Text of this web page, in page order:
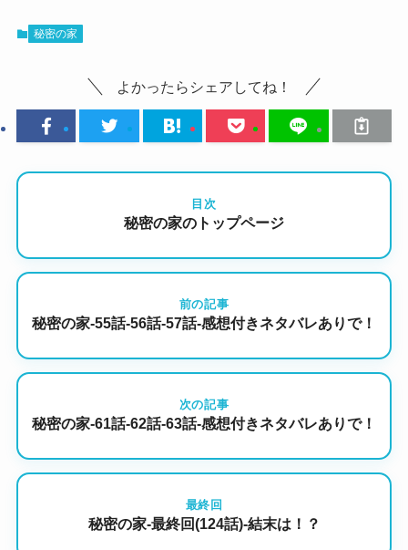
秘密の家
よかったらシェアしてね！
目次
秘密の家のトップページ
前の記事
秘密の家-55話-56話-57話-感想付きネタバレありで！
次の記事
秘密の家-61話-62話-63話-感想付きネタバレありで！
最終回
秘密の家-最終回(124話)-結末は！？